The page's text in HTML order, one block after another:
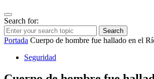
Search for:
Search
Portada Cuerpo de hombre fue hallado en el
Seguridad